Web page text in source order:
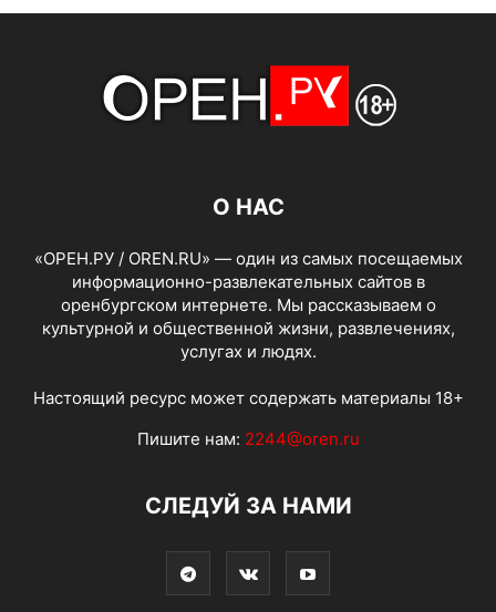
О НАС
«ОРЕН.РУ / OREN.RU» — один из самых посещаемых
информационно-развлекательных сайтов в
оренбургском интернете. Мы рассказываем о
культурной и общественной жизни, развлечениях,
услугах и людях.
Настоящий ресурс может содержать материалы 18+
Пишите нам: 2244@oren.ru
СЛЕДУЙ ЗА НАМИ